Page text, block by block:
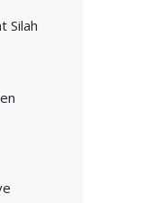
Silah